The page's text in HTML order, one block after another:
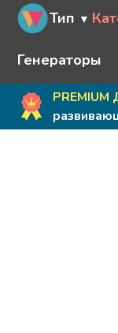
Тип
Генераторы